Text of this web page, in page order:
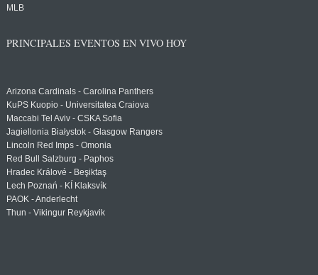
MLB
PRINCIPALES EVENTOS EN VIVO HOY
Arizona Cardinals - Carolina Panthers
KuPS Kuopio - Universitatea Craiova
Maccabi Tel Aviv - CSKA Sofia
Jagiellonia Białystok - Glasgow Rangers
Lincoln Red Imps - Omonia
Red Bull Salzburg - Paphos
Hradec Králové - Beşiktaş
Lech Poznań - KÍ Klaksvík
PAOK - Anderlecht
Thun - Vikingur Reykjavik